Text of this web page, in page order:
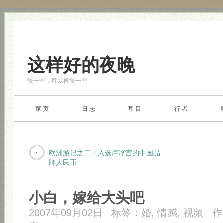
这样好的夜晚
慢一些，可以再慢一些
家 页 日 志 耳 目 行 者
欧洲游记之二：入选卢浮宫的中国品
牌人民币
小白，嫁给大头吧
2007年09月02日 标签： 婚,情感, 视频